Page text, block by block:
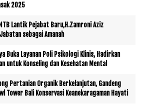
2025
Lantik Pejabat Baru,H.Zamroni Aziz
sebagai Amanah
Buka Layanan Poli Psikologi Klinis, Hadirkan
untuk Konseling dan Kesehatan Mental
Pertanian Organik Berkelanjutan, Gandeng
Tower Bali Konservasi Keanekaragaman Hayati